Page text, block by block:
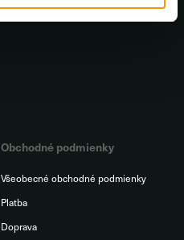
Obchodné podmienky
Všeobecné obchodné podmienky
Platba
Doprava